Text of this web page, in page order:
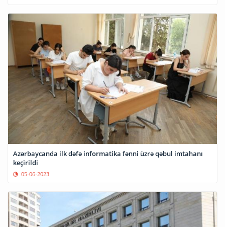
Azərbaycanda ilk dəfə informatika fənni üzrə qəbul imtahanı
keçirildi
05-06-2023